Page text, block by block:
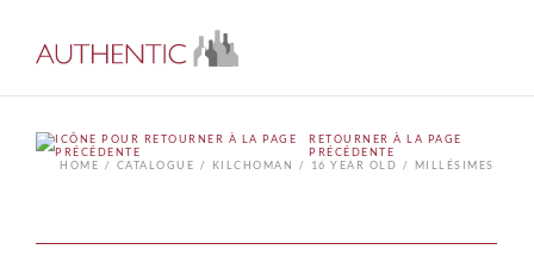
RETOURNER À LA PAGE
PRÉCÉDENTE
HOME
CATALOGUE KILCHOMAN 16 YEAR OLD MILLÉSIMES